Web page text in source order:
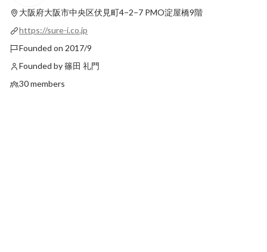
Latest
大阪府大阪市中央区伏見町4−2−7 PMO淀屋橋9階
https://sure-i.co.jp
Founded on 2017/9
Founded by 篠田 礼門
30 members